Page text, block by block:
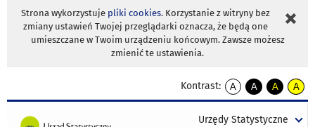
Strona wykorzystuje pliki cookies. Korzystanie z witryny bez
zmiany ustawień Twojej przeglądarki oznacza, że będą one
umieszczane w Twoim urządzeniu końcowym. Zawsze możesz
zmienić te ustawienia.
Kontrast:
A
kontrast
A
kontrast
tekst
A
kontrast
tekst
A
tekst
Urzędy Statystyczne